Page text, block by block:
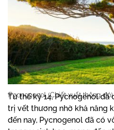
Pycnogenol (Chiết xuất thông
Từ thế kỷ 14, Pycnogenol
trị vết thương nhờ khả năng
đến nay, Pycnogenol đã có